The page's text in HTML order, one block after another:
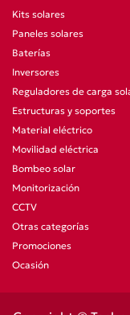
Kits solares
Paneles solares
Baterías
Inversores
Reguladores de carga
Estructuras y soportes
Material eléctrico
Movilidad eléctrica
Bombeo solar
Monitorización
CCTV
Otras categorías
Promociones
Ocasión